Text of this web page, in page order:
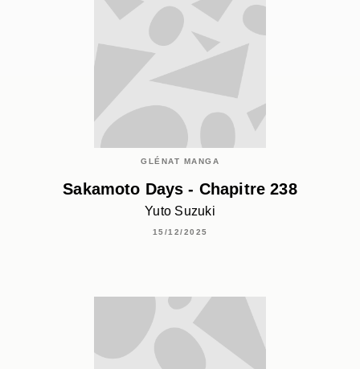
GLÉNAT MANGA
Sakamoto Days - Chapitre 238
Yuto Suzuki
15/12/2025